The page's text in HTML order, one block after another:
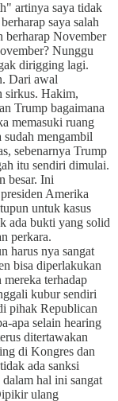
artinya saya tidak
saya salah
berharap November
Nunggu
dirigging lagi.
Dari awal
sirkus. Hakim,
Trump bagaimana
memasuki ruang
sudah mengambil
sebenarnya Trump
itu sendiri dimulai.
besar. Ini
Amerika
untuk kasus
ada bukti yang solid
perkara.
harus nya sangat
bisa diperlakukan
terhadap
kubur sendiri
pihak Republican
apa selain hearing
ditertawakan
di Kongres dan
ada sanksi
hal ini sangat
ulang